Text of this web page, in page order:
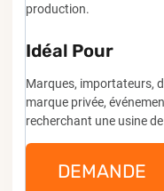
production.
Idéal Pour
Marques, importateurs,
marque privée,
recherchant une usine
DEMANDE